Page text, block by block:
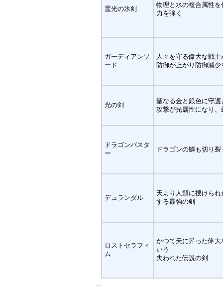
霊光の氷剣
物理と水の複合属性
力を弾く
ガーディアンソ
ード
人々を守る偉大な戦
防御が上がり防御減少
光の剣
聖なる金と銀色に守護
攻撃が光属性になり、
ドラゴンバスタ
ー
ドラゴンの鱗も切り
デュランダル
天より人類に授けら
する最強の剣
ロストセラフィ
ム
かつて天に昇った偉
いう
失われた伝説の剣